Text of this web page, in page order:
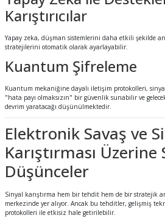
Karıştırıcılar
Yapay zeka, düşman sistemlerini daha etkili şekilde
stratejilerini otomatik olarak ayarlayabilir.
Kuantum Şifreleme
Kuantum mekaniğine dayalı iletişim protokolleri,
"hata payı olmaksızın" bir güvenlik sunabilir ve
devrim yaratacağı düşünülmektedir.
Elektronik Savaş ve
Karıştırması Üzerine
Düşünceler
Sinyal karıştırma hem bir tehdit hem de bir stratejik
merkezinde yer alıyor. Ancak bu tehditler, gelişmiş
protokolleri ile etkisiz hale getirilebilir.